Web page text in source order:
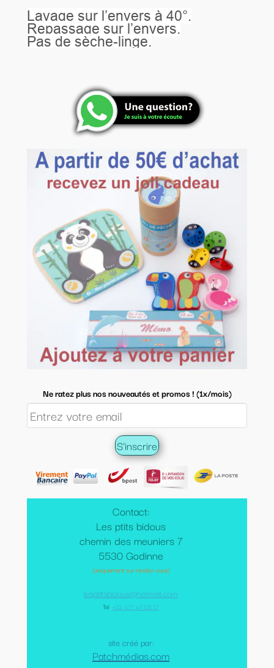
Contact:
Les ptits bidous
chemin des meuniers 7
5530 Godinne
(uniquement sur rendez-vous)
lesptitsbidous@hotmail.com
Tel: +32 477 47 05 17
site créé par:
Patchmédias.com
Ne ratez plus nos nouveautés et promos ! (1x/mois)
Lavage sur l’envers à 40°.
Repassage sur l’envers.
Pas de sèche-linge.